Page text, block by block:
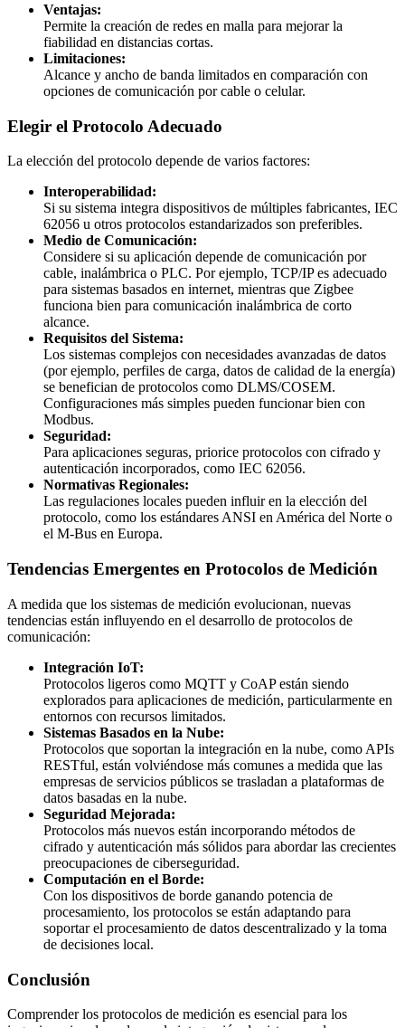
Ventajas:
Permite la creación de redes en malla para mejorar la
fiabilidad en distancias cortas.
Limitaciones:
Alcance y ancho de banda limitados en comparación con
opciones de comunicación por cable o celular.
Elegir el Protocolo Adecuado
La elección del protocolo depende de varios factores:
Interoperabilidad:
Si su sistema integra dispositivos de múltiples fabricantes, IEC
62056 u otros protocolos estandarizados son preferibles.
Medio de Comunicación:
Considere si su aplicación depende de comunicación por
cable, inalámbrica o PLC. Por ejemplo, TCP/IP es adecuado
para sistemas basados en internet, mientras que Zigbee
funciona bien para comunicación inalámbrica de corto
alcance.
Requisitos del Sistema:
Los sistemas complejos con necesidades avanzadas de datos
(por ejemplo, perfiles de carga, datos de calidad de la energía)
se benefician de protocolos como DLMS/COSEM.
Configuraciones más simples pueden funcionar bien con
Modbus.
Seguridad:
Para aplicaciones seguras, priorice protocolos con cifrado y
autenticación incorporados, como IEC 62056.
Normativas Regionales:
Las regulaciones locales pueden influir en la elección del
protocolo, como los estándares ANSI en América del Norte o
el M-Bus en Europa.
Tendencias Emergentes en Protocolos de Medición
A medida que los sistemas de medición evolucionan, nuevas
tendencias están influyendo en el desarrollo de protocolos de
comunicación:
Integración IoT:
Protocolos ligeros como MQTT y CoAP están siendo
explorados para aplicaciones de medición, particularmente en
entornos con recursos limitados.
Sistemas Basados en la Nube:
Protocolos que soportan la integración en la nube, como APIs
RESTful, están volviéndose más comunes a medida que las
empresas de servicios públicos se trasladan a plataformas de
datos basadas en la nube.
Seguridad Mejorada:
Protocolos más nuevos están incorporando métodos de
cifrado y autenticación más sólidos para abordar las crecientes
preocupaciones de ciberseguridad.
Computación en el Borde:
Con los dispositivos de borde ganando potencia de
procesamiento, los protocolos se están adaptando para
soportar el procesamiento de datos descentralizado y la toma
de decisiones local.
Conclusión
Comprender los protocolos de medición es esencial para los